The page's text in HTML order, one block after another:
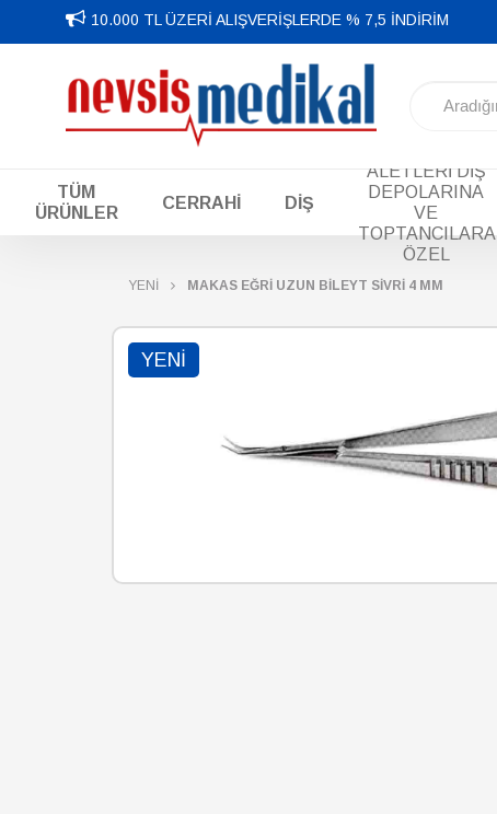
10.000 TL ÜZERİ ALIŞVERİŞLERDE % 7,5 İNDİRİM
TÜM
ÜRÜNLER
CERRAHİ DİŞ
ALETLERİ DİŞ
DEPOLARINA
VE
TOPTANCILARA
ÖZEL
YENİ MAKAS EĞRİ UZUN BİLEYT SİVRİ 4 MM
YENI